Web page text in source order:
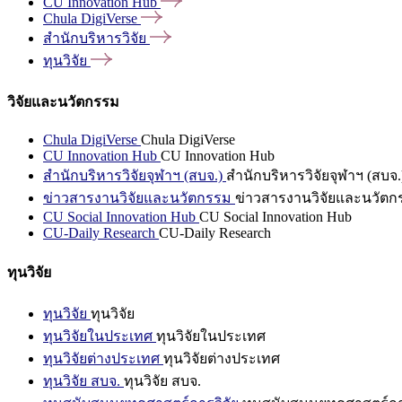
Chula DigiVerse
สำนักบริหารวิจัย
ทุนวิจัย
วิจัยและนวัตกรรม
Chula DigiVerse Chula DigiVerse
CU Innovation Hub CU Innovation Hub
สำนักบริหารวิจัยจุฬาฯ (สบจ.) สำนักบริหารวิจัยจุฬาฯ (สบจ
ข่าวสารงานวิจัยและนวัตกรรม ข่าวสารงานวิจัยและนวัตก
CU Social Innovation Hub CU Social Innovation Hub
CU-Daily Research CU-Daily Research
ทุนวิจัย
ทุนวิจัย ทุนวิจัย
ทุนวิจัยในประเทศ ทุนวิจัยในประเทศ
ทุนวิจัยต่างประเทศ ทุนวิจัยต่างประเทศ
ทุนวิจัย สบจ. ทุนวิจัย สบจ.